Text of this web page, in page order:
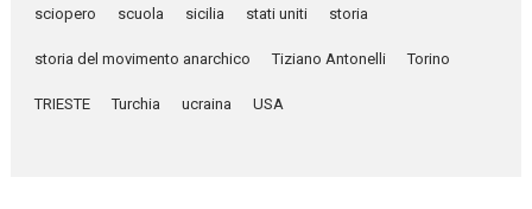
sciopero scuola sicilia stati uniti storia
storia del movimento anarchico Tiziano Antonelli Torino
TRIESTE Turchia ucraina USA